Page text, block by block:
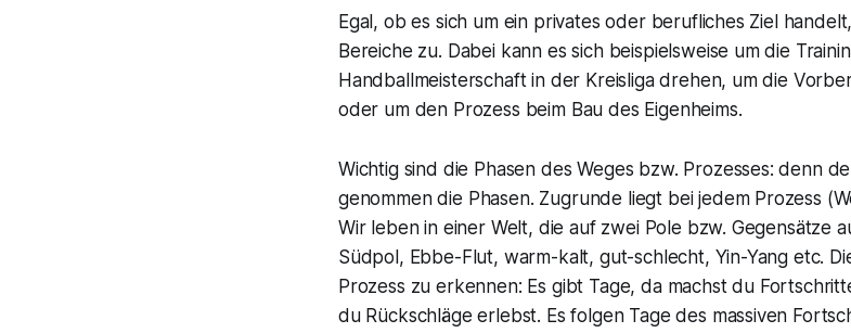
Egal, ob es sich um ein privates oder berufliches Ziel
Bereiche zu. Dabei kann es sich beispielsweise um die
Handballmeisterschaft in der Kreisliga drehen, um die
oder um den Prozess beim Bau des Eigenheims.
Wichtig sind die Phasen des Weges bzw. Prozesses: denn
genommen die Phasen. Zugrunde liegt bei jedem Prozess
Wir leben in einer Welt, die auf zwei Pole bzw. Gegensätze
Südpol, Ebbe-Flut, warm-kalt, gut-schlecht, Yin-Yang etc.
Prozess zu erkennen: Es gibt Tage, da machst du
du Rückschläge erlebst. Es folgen Tage des massiven